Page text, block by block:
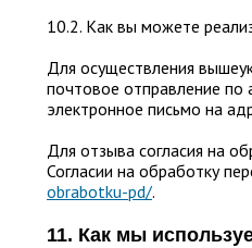
10.2. Как вы можете
Для осуществления
почтовое отправление по
электронное письмо на
Для отзыва согласия на
Согласии на обработку
obrabotku-pd/.
11. Как мы